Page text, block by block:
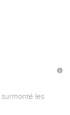
les